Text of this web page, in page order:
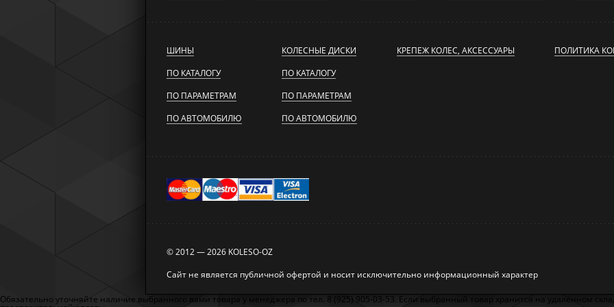
ШИНЫ
ПО КАТАЛОГУ
ПО ПАРАМЕТРАМ
ПО АВТОМОБИЛЮ
КОЛЕСНЫЕ ДИСКИ
ПО КАТАЛОГУ
ПО ПАРАМЕТРАМ
ПО АВТОМОБИЛЮ
КРЕПЕЖ КОЛЕС, АКСЕССУАРЫ ПОЛИТИКА
© 2012 — 2026 KOLESO-OZ
Сайт не является публичной офертой и носит исключительно информационный характер
Обязательно уточняйте наличие выбранного вами товара у менеджера по тел. 8 (925) 905-03-53. Если выбранный товар хранится на удалённом